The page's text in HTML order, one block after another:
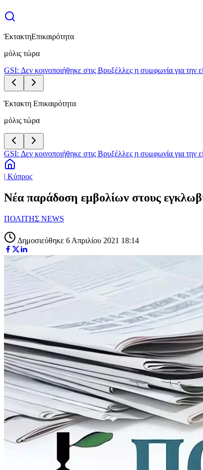
ΈκτακτηΕπικαιρότητα
μόλις τώρα
GSI: Δεν κοινοποιήθηκε στις Βρυξέλλες η συμφωνία για την
Έκτακτη Επικαιρότητα
μόλις τώρα
GSI: Δεν κοινοποιήθηκε στις Βρυξέλλες η συμφωνία για την
| Κύπρος
Νέα παράδοση εμβολίων στους
ΠΟΛΙΤΗΣ NEWS
Δημοσιεύθηκε 6 Απριλίου 2021 18:14